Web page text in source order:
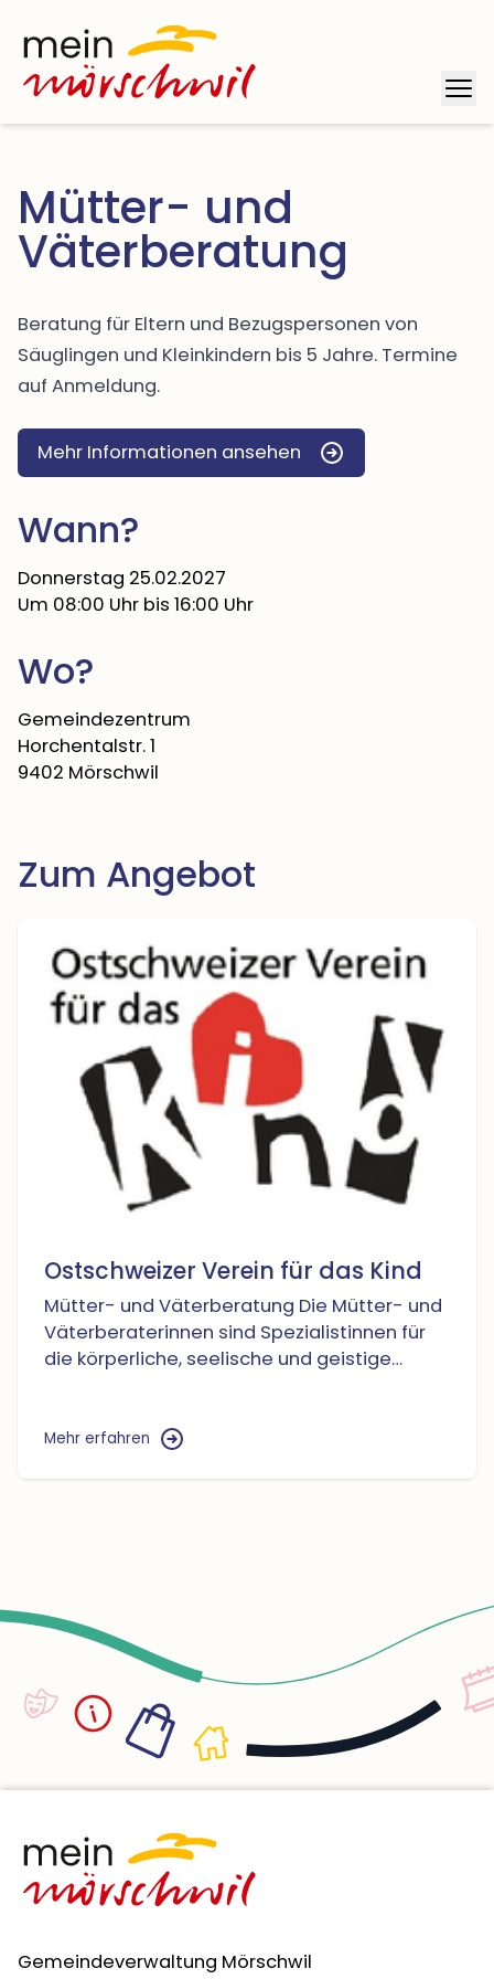
Startseite
Mütter- und
Väterberatung
Beratung für Eltern und Bezugspersonen von
Säuglingen und Kleinkindern bis 5 Jahre. Termine
auf Anmeldung.
Mehr Informationen ansehen
Wann?
Donnerstag 25.02.2027
Um 08:00 Uhr bis 16:00 Uhr
Wo?
Gemeindezentrum
Horchentalstr. 1
9402 Mörschwil
Zum Angebot
Ostschweizer Verein für das Kind
Mütter- und Väterberatung Die Mütter- und
Väterberaterinnen sind Spezialistinnen für
die körperliche, seelische und geistige
Säuglingen und Kleinkindern bis zum
Kompetenzen sowie Sicht- und
Herangehensweisen in die Familie mit ein.
Deshalb stellen sich ihnen andere Fragen als
Müttern. Beispielsweise zu Themen wie:
Rollenfindung, Sicherheit im Umgang mit
dem Kind, Pflege, Entwicklung, Betreuung,
etwa für Alleinerziehende. Möchten Sie sich
gerne zu diesen und anderen Themen von
Mann zu Mann austauschen? Möchten Sie
Dann steht Ihnen unser Väterberater
Mehr erfahren
Gemeindeverwaltung Mörschwil